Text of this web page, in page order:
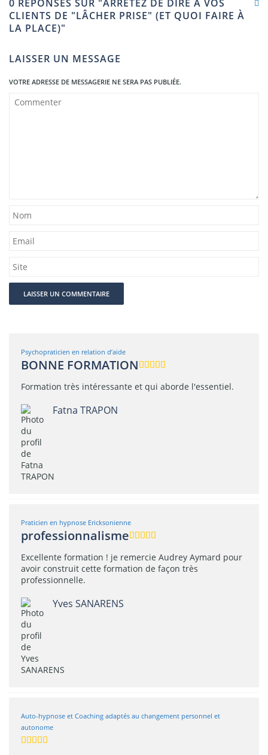
0 RÉPONSES SUR "ARRÊTEZ DE DIRE À VOS
CLIENTS DE "LÂCHER PRISE" (ET QUOI FAIRE À
LA PLACE)"
LAISSER UN MESSAGE
VOTRE ADRESSE DE MESSAGERIE NE SERA PAS PUBLIÉE.
Psychopraticien en relation d’aide
BONNE FORMATION
Formation très intéressante et qui aborde l'essentiel.
Fatna TRAPON
Praticien en hypnose Ericksonienne
professionnalisme
Excellente formation ! je remercie Audrey Aymard pour
avoir construit cette formation de façon très
professionnelle.
Yves SANARENS
Auto-hypnose et Coaching adaptés au changement personnel et
autonome